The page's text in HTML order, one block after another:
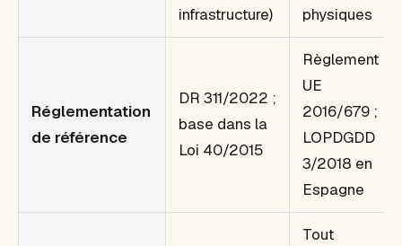
infrastructure)
physiques
Réglementation
de référence
DR 311/2022 ;
base dans la
Loi 40/2015
Règlement
UE
2016/679 ;
LOPDGDD
3/2018 en
Espagne
Tout